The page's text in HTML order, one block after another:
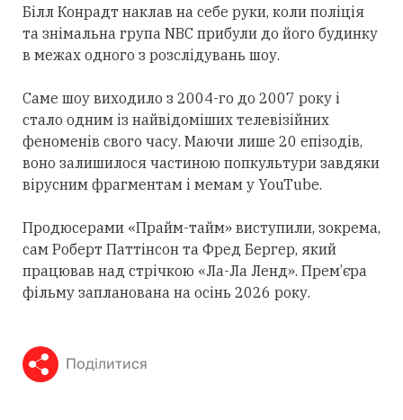
Білл Конрадт наклав на себе руки, коли поліція
та знімальна група NBC прибули до його будинку
в межах одного з розслідувань шоу.
Саме шоу виходило з 2004-го до 2007 року і
стало одним із найвідоміших телевізійних
феноменів свого часу. Маючи лише 20 епізодів,
воно залишилося частиною попкультури завдяки
вірусним фрагментам і мемам у YouTube.
Продюсерами «Прайм-тайм» виступили, зокрема,
сам Роберт Паттінсон та Фред Бергер, який
працював над стрічкою «Ла-Ла Ленд». Прем’єра
фільму запланована на осінь 2026 року.
Поділитися